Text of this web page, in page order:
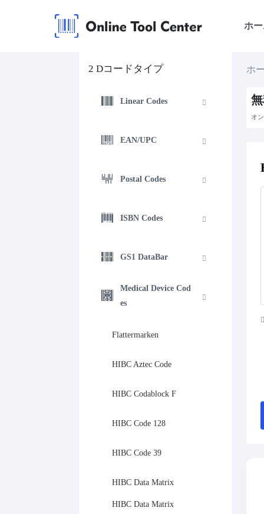
ホ
2 Dコードタイプ
Linear Codes
EAN/UPC
Postal Codes
ISBN Codes
GS1 DataBar
Medical Device Cod
es
Flattermarken
HIBC Aztec Code
HIBC Codablock F
HIBC Code 128
HIBC Code 39
HIBC Data Matrix
HIBC Data Matrix
ホ
オ